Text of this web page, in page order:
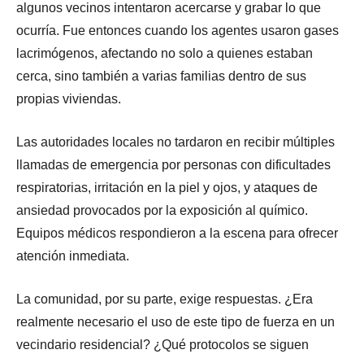
algunos vecinos intentaron acercarse y grabar lo que
ocurría. Fue entonces cuando los agentes usaron gases
lacrimógenos, afectando no solo a quienes estaban
cerca, sino también a varias familias dentro de sus
propias viviendas.
Las autoridades locales no tardaron en recibir múltiples
llamadas de emergencia por personas con dificultades
respiratorias, irritación en la piel y ojos, y ataques de
ansiedad provocados por la exposición al químico.
Equipos médicos respondieron a la escena para ofrecer
atención inmediata.
La comunidad, por su parte, exige respuestas. ¿Era
realmente necesario el uso de este tipo de fuerza en un
vecindario residencial? ¿Qué protocolos se siguen